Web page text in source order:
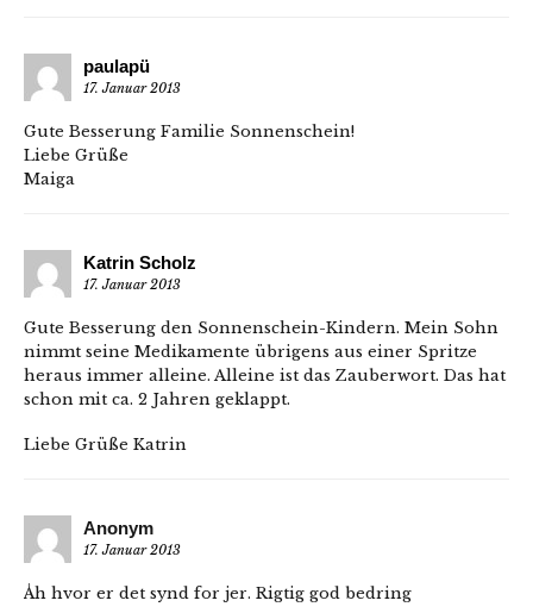
paulapü
17. Januar 2013
Gute Besserung Familie Sonnenschein!
Liebe Grüße
Maiga
Katrin Scholz
17. Januar 2013
Gute Besserung den Sonnenschein-Kindern. Mein Sohn
nimmt seine Medikamente übrigens aus einer Spritze
heraus immer alleine. Alleine ist das Zauberwort. Das hat
schon mit ca. 2 Jahren geklappt.
Liebe Grüße Katrin
Anonym
17. Januar 2013
Åh hvor er det synd for jer. Rigtig god bedring